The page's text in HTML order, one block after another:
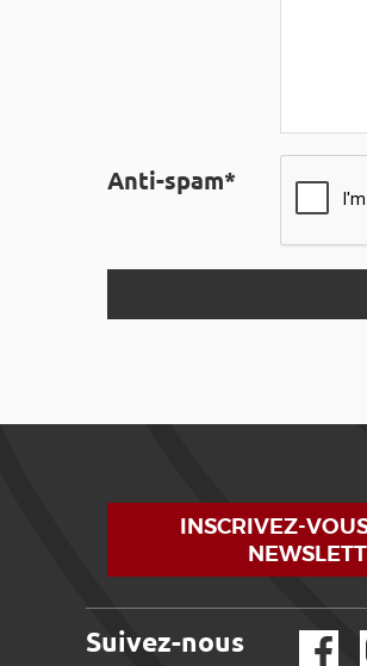
Anti-spam*
INSCRIVEZ-
Suivez-nous